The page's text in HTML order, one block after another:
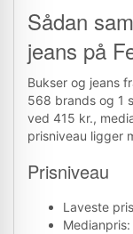
Sådan
jeans på
Bukser og jeans
568 brands og 1
ved 415 kr.,
prisniveau ligger
Prisniveau
Laveste
Medianpris: